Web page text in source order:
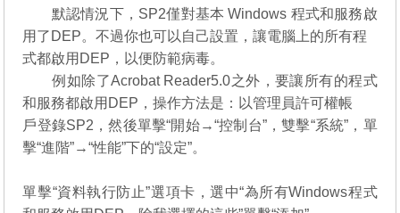
默認情況下，SP2僅對基本 Windows 程式和服務啟
用了DEP。不過你也可以自己設置，讓電腦上的所有程
式都啟用DEP，以便防範病毒。
例如除了Acrobat Reader5.0之外，要讓所有的程式
和服務都啟用DEP，操作方法是：以管理員許可權帳
戶登錄SP2，然後單擊“開始→“控制台”，雙擊“系統”，單
擊“進階”→“性能”下的“設定”。
單擊“資料執行防止”選項卡，選中“為所有Windows程式